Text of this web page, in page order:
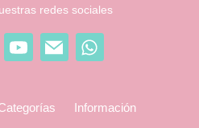
redes sociales
Información